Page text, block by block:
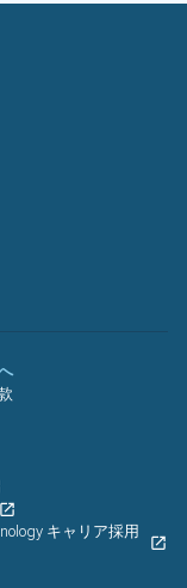
キャリア採用